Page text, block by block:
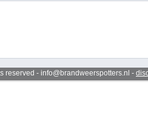
reserved - info@brandweerspotters.nl -